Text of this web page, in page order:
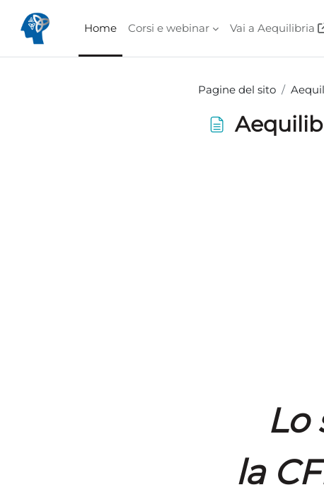
Home
Corsi e webinar Vai a Aequilibria
Pagine del sito
Lo
la